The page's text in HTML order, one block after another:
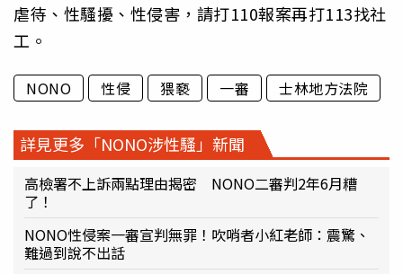
虐待、性騷擾、性侵害，請打110報案再打113找社
工。
NONO 性侵 猥褻 一審 士林地方法院
詳見更多「NONO涉性騷」新聞
高檢署不上訴兩點理由揭密 NONO二審判2年6月糟
了！
NONO性侵案一審宣判無罪！吹哨者小紅老師：震驚、
難過到說不出話